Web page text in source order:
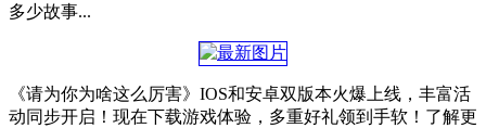
多少故事...
《请为你为啥这么厉害》IOS和安卓双版本火爆上线，丰富活
动同步开启！现在下载游戏体验，多重好礼领到手软！了解更